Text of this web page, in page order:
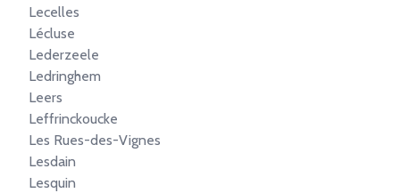
Lecelles
Lécluse
Lederzeele
Ledringhem
Leers
Leffrinckoucke
Les Rues-des-Vignes
Lesdain
Lesquin